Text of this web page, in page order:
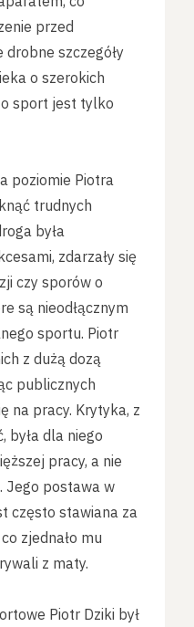
przed
drobne szczegóły
o szerokich
sport jest tylko
poziomie Piotra
trudnych
była
zdarzały się
czy sporów o
są nieodłącznym
sportu. Piotr
z dużą dozą
publicznych
na pracy. Krytyka, z
była dla niego
pracy, a nie
Jego postawa w
często stawiana za
zjednało mu
z maty.
Piotr Dziki był